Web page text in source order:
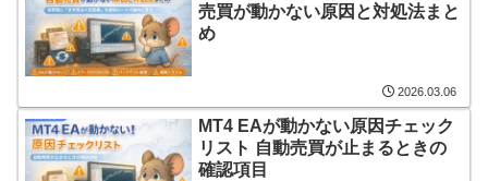
売買が動かない原因と対処法まと
め
2026.03.06
MT4 EAが動かない原因チェック
リスト 自動売買が止まるときの
確認項目